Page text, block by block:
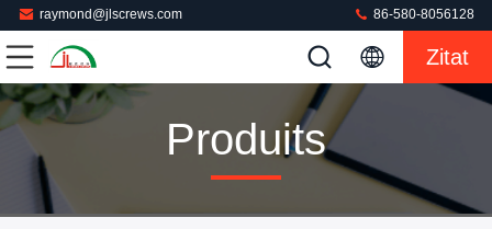
raymond@jlscrews.com 86-580-8056128
Zitat
Produits